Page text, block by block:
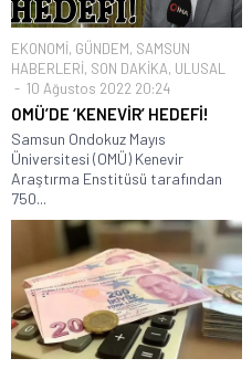
EKONOMİ, GÜNDEM, SAMSUN
HABERLERİ, SON DAKİKA, ULUSAL
10 Ağustos 2022 20:24
OMÜ’DE ‘KENEVİR’ HEDEFİ!
Samsun Ondokuz Mayıs
Üniversitesi (OMÜ) Kenevir
Araştırma Enstitüsü tarafından
750...